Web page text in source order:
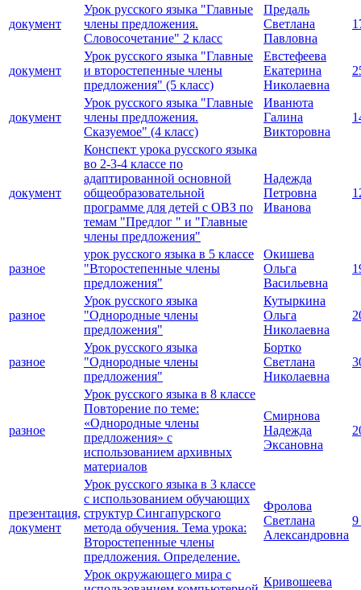
документ
Урок русского языка "Главные
члены предложения.
Словосочетание" 2 класс
Предаль
Светлана
Павловна
документ
Урок русского языка "Главные
и второстепенные члены
предложения" (5 класс)
Евстефеева
Екатерина
Николаевна
документ
Урок русского языка "Главные
члены предложения.
Сказуемое" (4 класс)
Иванюта
Галина
Викторовна
документ
Конспект урока русского языка
во 2-3-4 классе по
адаптированной основной
общеобразовательной
программе для детей с ОВЗ по
темам "Предлог " и "Главные
члены предложения"
Надежда
Петровна
Иванова
разное
урок русского языка в 5 классе
"Второстепенные члены
предложения"
Окишева
Ольга
Васильевна
разное
Урок русского языка
"Однородные члены
предложения"
Кутыркина
Ольга
Николаевна
разное
Урок русского языка
"Однородные члены
предложения"
Бортко
Светлана
Николаевна
разное
Урок русского языка в 8 классе
Повторение по теме:
«Однородные члены
предложения» с
использованием архивных
материалов
Смирнова
Надежда
Эксановна
презентация,
документ
Урок русского языка в 3 классе
с использованием обучающих
структур Сингапурского
метода обучения. Тема урока:
Второстепенные члены
предложения. Определение.
Фролова
Светлана
Александровна
9
Урок окружающего мира с
Кривошеева